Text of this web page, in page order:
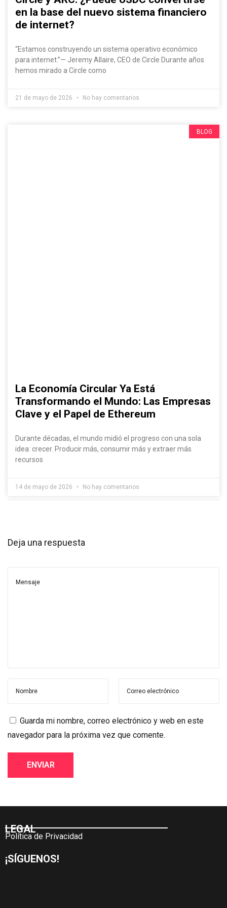
en la base del nuevo sistema financiero
de internet?
“Estamos construyendo un sistema operativo económico
para internet.”— Jeremy Allaire, CEO de Circle Durante años
hemos mirado a Circle como
21 de mayo de 2026 No hay comentarios
BLOG
La Economía Circular Ya Está
Transformando el Mundo: Las Empresas
Clave y el Papel de Ethereum
Durante décadas, el mundo midió el progreso con una sola
idea: crecer. Producir más, consumir más y extraer más
recursos
14 de mayo de 2026 No hay comentarios
Deja una respuesta
Guarda mi nombre, correo electrónico y web en este
navegador para la próxima vez que comente.
LEGAL
Política de Privacidad
¡SÍGUENOS!